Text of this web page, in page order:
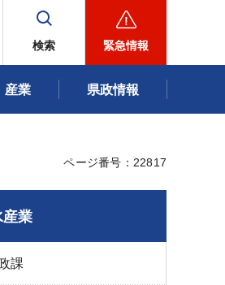
検索 緊急情報
産業 県政情報
ページ番号：22817
産業
課